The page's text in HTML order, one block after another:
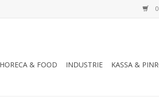
HORECA & FOOD INDUSTRIE KASSA &